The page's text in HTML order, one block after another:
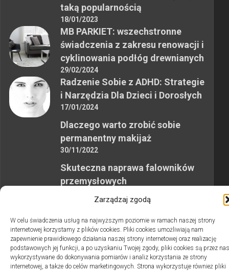
Zarządzaj zgodą
W celu świadczenia usług na najwyższym poziomie w ramach naszej strony
internetowej korzystamy z plików cookies. Pliki cookies umożliwiają nam
zapewnienie prawidłowego działania naszej strony internetowej oraz realizację
podstawowych jej funkcji, a po uzyskaniu Twojej zgody, pliki cookies są przez nas
wykorzystywane do dokonywania pomiarów i analiz korzystania ze strony
internetowej, a także do celów marketingowych. Strona wykorzystuje również pliki
taką popularnością
18/01/2023
MB PARKIET: wszechstronne
świadczenia z zakresu renowacji i
cyklinowania podłóg drewnianych
29/02/2024
Radzenie Sobie z ADHD: Strategie
i Narzędzia Dla Dzieci i Dorosłych
17/01/2024
Dlaczego warto zrobić sobie
permanentny makijaż
30/11/2022
Skuteczna naprawa falowników
przemysłowych
2swiaty.pl © 2026. Wszelkie prawa zastrzeżone.